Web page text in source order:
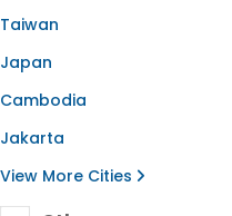
Taiwan
Japan
Cambodia
Jakarta
View More Cities